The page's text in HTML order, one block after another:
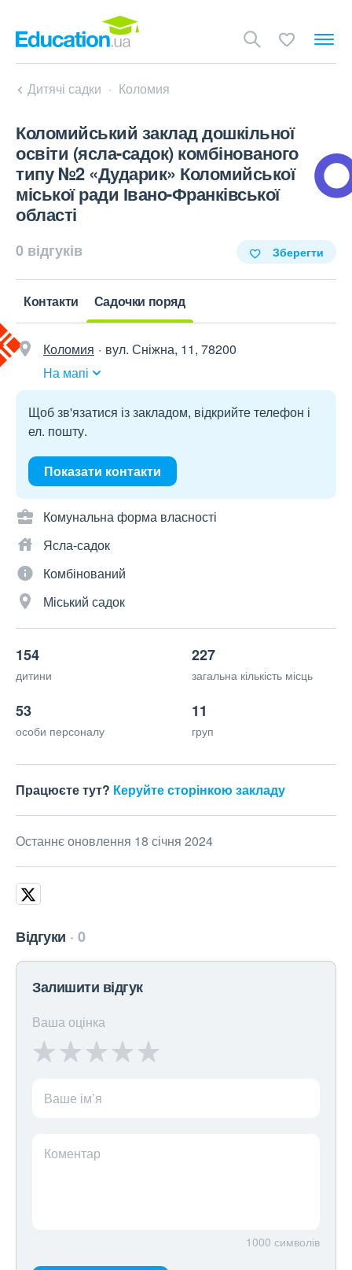
Дитячі садки Коломия
Коломийський заклад дошкільної
освіти (ясла-садок) комбінованого
типу №2 «Дударик» Коломийської
міської ради Івано-Франківської
області
0 відгуків Зберегти
Контакти Садочки поряд
Коломия
вул. Сніжна, 11, 78200
На мапі
Щоб зв'язатися із закладом, відкрийте телефон і
ел. пошту.
Показати контакти
Комунальна форма власності
Ясла-садок
Комбінований
Міський садок
154
дитини
227
загальна кількість місць
53
особи персоналу
11
груп
Працюєте тут? Керуйте сторінкою закладу
Останнє оновлення 18 січня 2024
Відгуки 0
Залишити відгук
Ваша оцінка
Ваше ім’я
Коментар
1000 символів